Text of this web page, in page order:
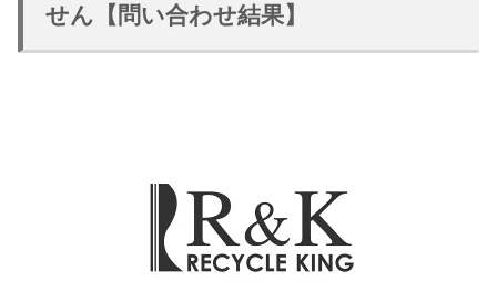
せん【問い合わせ結果】